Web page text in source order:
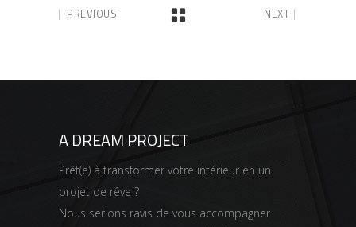
PREVIOUS NEXT
A DREAM PROJECT
Prêt(e) à transformer votre intérieur en un
projet de rêve ?
Nous serions ravis de vous accompagner